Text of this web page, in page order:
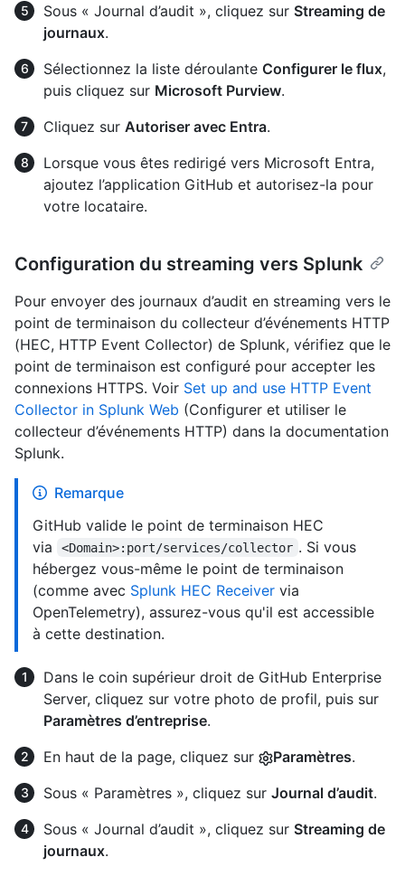
Sous « Journal d’audit », cliquez sur Streaming de
journaux.
Sélectionnez la liste déroulante Configurer le flux,
puis cliquez sur Microsoft Purview.
Cliquez sur Autoriser avec Entra.
Lorsque vous êtes redirigé vers Microsoft Entra,
ajoutez l’application GitHub et autorisez-la pour
votre locataire.
Configuration du streaming vers Splunk
Pour envoyer des journaux d’audit en streaming vers le
point de terminaison du collecteur d’événements HTTP
(HEC, HTTP Event Collector) de Splunk, vérifiez que le
point de terminaison est configuré pour accepter les
connexions HTTPS. Voir Set up and use HTTP Event
Collector in Splunk Web (Configurer et utiliser le
collecteur d’événements HTTP) dans la documentation
Splunk.
Remarque
GitHub valide le point de terminaison HEC
via
<Domain>:port/services/collector . Si vous
hébergez vous-même le point de terminaison
(comme avec Splunk HEC Receiver via
OpenTelemetry), assurez-vous qu'il est accessible
à cette destination.
Dans le coin supérieur droit de GitHub Enterprise
Server, cliquez sur votre photo de profil, puis sur
Paramètres d’entreprise.
En haut de la page, cliquez sur
Paramètres.
Sous « Paramètres », cliquez sur Journal d’audit.
Sous « Journal d’audit », cliquez sur Streaming de
journaux.